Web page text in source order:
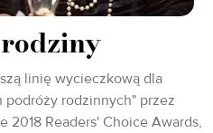
linię wycieczkową dla
rodzinnych" przez
2018 Readers' Choice Awards,